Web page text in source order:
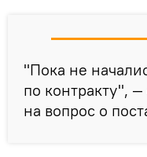
"Пока не
по контракту",
на вопрос о